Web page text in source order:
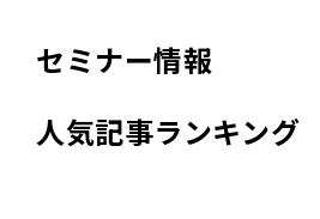
セミナー情報
人気記事ランキング